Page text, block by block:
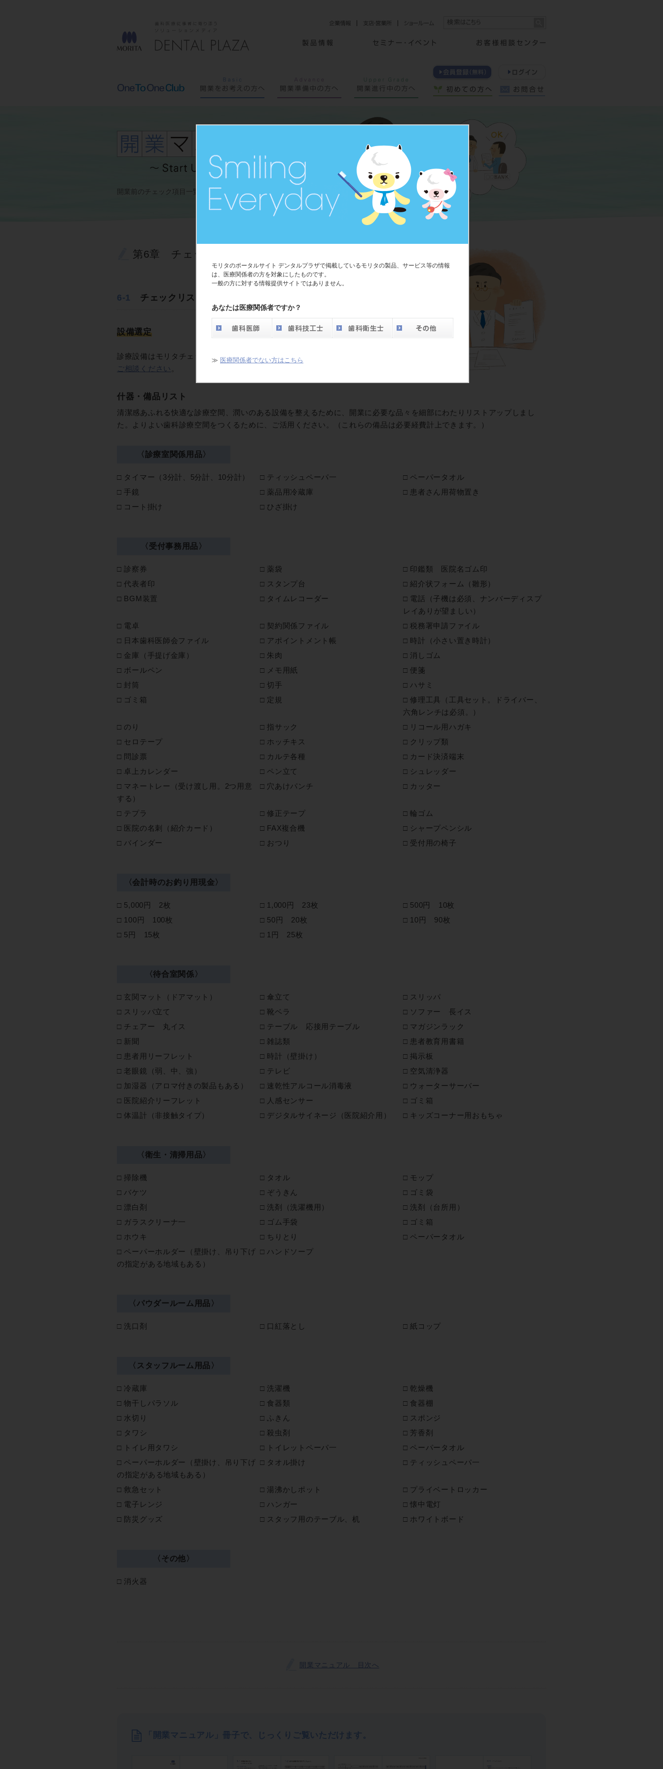
モリタのポータルサイト デンタルプラザで掲載しているモリタの製品、サービス等の情報
は、医療関係者の方を対象にしたものです。
一般の方に対する情報提供サイトではありません。
あなたは医療関係者ですか？
≫ 医療関係者でない方はこちら
開業前のチェック項目一覧
第6章 チェックリスト
6-1 チェックリスト
設備選定
診療設備はモリタチェックリストまたはコンピュータによって見積りできますので
ご相談ください
什器・備品リスト
清潔感あふれる快適な診療空間、潤いのある設備を整えるために、開業に必要な品々を細部にわたりリストアップしまし
た。よりよい歯科診療空間をつくるために、ご活用ください。（これらの備品は必要経費計上できます。）
〈診療室関係用品〉
タイマー（3分計、5分計、10分計） ティッシュペーパ一
ペーパータオル
手鏡
薬品用冷蔵庫
患者さん用荷物置き
コート掛け
ひざ掛け
〈受付事務用品〉
診察券 薬袋
印鑑類 医院名ゴム印
代表者印
スタンプ台
紹介状フォーム（雛形）
BGM装置
タイムレコーダー
電話（子機は必須、ナンバーディスプ
レイありが望ましい）
電卓
契約関係ファイル
税務署申請ファイル
日本歯科医師会ファイル
アポイントメント帳
時計（小さい置き時計）
金庫（手提げ金庫）
朱肉
消しゴム
ボールペン
メモ用紙
便箋
封筒
切手
ハサミ
ゴミ箱
定規
修理工具（工具セット。ドライバー、
六角レンチは必須。）
のり
指サック
リコール用ハガキ
セロテープ
ホッチキス
クリップ類
問診票
カルテ各種
カード決済端末
卓上カレンダー
ペン立て
シュレッダー
マネートレー（受け渡し用。2つ用意
する）
穴あけパンチ カッター
テプラ 修正テープ
輪ゴム
医院の名刺（紹介カード）
FAX複合機
シャープペンシル
バインダー
おつり 受付用の椅子
〈会計時のお釣り用現金〉
5,000円 2枚 1,000円 23枚
500円 10枚
100円 100枚
50円 20枚
10円 90枚
5円 15枚
1円 25枚
〈待合室関係〉
玄関マット（ドアマット） 傘立て
スリッパ
スリッパ立て
靴ベラ
ソファー 長イス
チェアー 丸イス
テーブル 応接用テーブル
マガジンラック
新聞
雑誌類
患者教育用書籍
患者用リーフレット
時計（壁掛け）
掲示板
老眼鏡（弱、中、強）
テレビ
空気清浄器
加湿器（アロマ付きの製品もある）
速乾性アルコール消毒液
ウォーターサーバー
医院紹介リーフレット
人感センサー
ゴミ箱
体温計（非接触タイプ）
デジタルサイネージ（医院紹介用） キッズコーナー用おもちゃ
〈衛生・清掃用品〉
掃除機 タオル
モップ
バケツ
ぞうきん
ゴミ袋
漂白剤
洗剤（洗濯機用）
洗剤（台所用）
ガラスクリーナ一
ゴム手袋
ゴミ箱
ホウキ
ちりとり
ペーパータオル
ペーパーホルダー（壁掛け、吊り下げ
の指定がある地域もある）
ハンドソープ
〈パウダールーム用品〉
洗口剤 口紅落とし 紙コップ
〈スタッフルーム用品〉
冷蔵庫 洗濯機
乾燥機
物干しパラソル
食器類
食器棚
水切り
ふきん
スポンジ
タワシ
殺虫剤
芳香剤
トイレ用タワシ
トイレットペーパ一
ペーパータオル
ペーパーホルダー（壁掛け、吊り下げ
の指定がある地域もある）
タオル掛け ティッシュペーパ一
救急セット 湯沸かしポット
プライベートロッカー
電子レンジ
ハンガー
懐中電灯
防災グッズ
スタッフ用のテーブル、机 ホワイトボード
〈その他〉
消火器
開業マニュアル 目次へ
「開業マニュアル」冊子で、じっくりご覧いただけます。